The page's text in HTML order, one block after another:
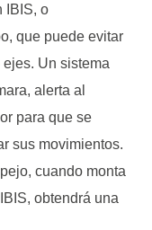
IBIS, o
que puede evitar
Un sistema
alerta al
para que se
sus movimientos.
cuando monta
obtendrá una